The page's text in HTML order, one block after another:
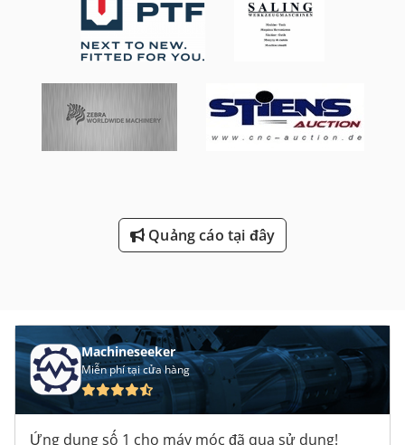
Quảng cáo tại đây
Machineseeker
Miễn phí tại cửa hàng
Ứng dụng số 1 cho máy móc đã qua sử dụng!